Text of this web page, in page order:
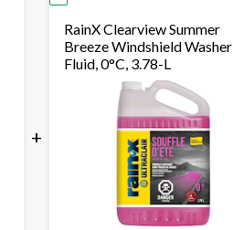
+
RainX Clearview Summer
Breeze Windshield Washer
Fluid, 0°C, 3.78-L